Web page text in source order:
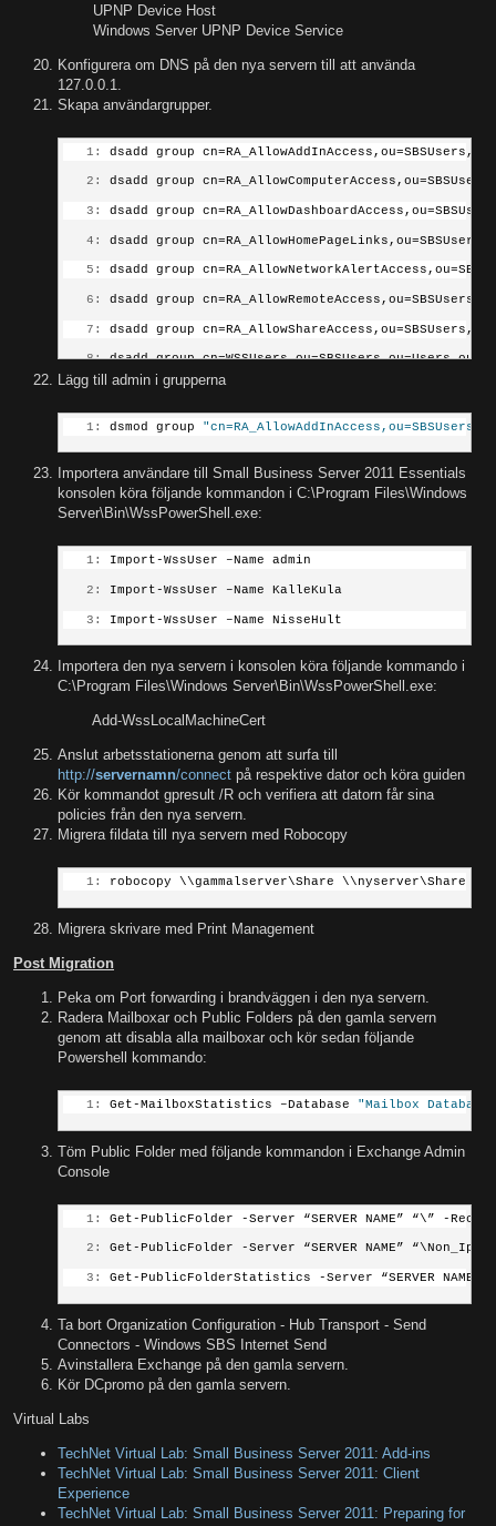
UPNP Device Host
Windows Server UPNP Device Service
Konfigurera om DNS på den nya servern till att använda
127.0.0.1.
Skapa användargrupper.
   1:
dsadd group
   2:
dsadd group
   3:
dsadd group
   4:
dsadd group
   5:
dsadd group
   6:
dsadd group
   7:
dsadd group
   8:
dsadd group
Lägg till admin i grupperna
   1:
dsmod group
Importera användare till Small Business Server 2011 Essentials
konsolen köra följande kommandon i C:\Program Files\Windows
Server\Bin\WssPowerShell.exe:
   1:
Import-WssUser –Name admin
   2:
Import-WssUser –Name KalleKula
   3:
Import-WssUser –Name NisseHult
Importera den nya servern i konsolen köra följande kommando i
C:\Program Files\Windows Server\Bin\WssPowerShell.exe:
Add-WssLocalMachineCert
Anslut arbetsstationerna genom att surfa till
http://servernamn/connect på respektive dator och köra guiden
Kör kommandot gpresult /R och verifiera att datorn får sina
policies från den nya servern.
Migrera fildata till nya servern med Robocopy
   1:
robocopy \\gammalserver\Share \\nyserver\Share /E
Migrera skrivare med Print Management
Post Migration
Peka om Port forwarding i brandväggen i den nya servern.
Radera Mailboxar och Public Folders på den gamla servern
genom att disabla alla mailboxar och kör sedan följande
Powershell kommando:
   1:
Get-MailboxStatistics –Database "Mailbox Database"
Töm Public Folder med följande kommandon i Exchange Admin
Console
   1:
Get-PublicFolder -Server “SERVER NAME” “\” -
   2:
Get-PublicFolder -Server “SERVER NAME”
   3:
Get-PublicFolderStatistics -Server “SERVER
Ta bort Organization Configuration - Hub Transport - Send
Connectors - Windows SBS Internet Send
Avinstallera Exchange på den gamla servern.
Kör DCpromo på den gamla servern.
Virtual Labs
TechNet Virtual Lab: Small Business Server 2011: Add-ins
TechNet Virtual Lab: Small Business Server 2011: Client
Experience
TechNet Virtual Lab: Small Business Server 2011: Preparing for